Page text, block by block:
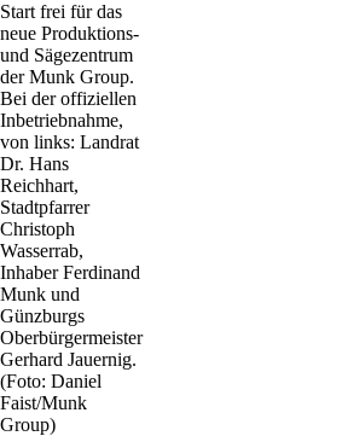
Start frei für das
neue Produktions-
und Sägezentrum
der Munk Group.
Bei der offiziellen
Inbetriebnahme,
von links: Landrat
Dr. Hans
Reichhart,
Stadtpfarrer
Christoph
Wasserrab,
Inhaber Ferdinand
Munk und
Günzburgs
Oberbürgermeister
Gerhard Jauernig.
(Foto: Daniel
Faist/Munk
Group)